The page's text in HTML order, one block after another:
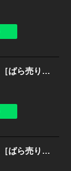
推しが死ぬし助けるし［ばら売り］第8話［黒蜜］
推しが死ぬし助けるし［ばら売り］第7話［黒蜜］